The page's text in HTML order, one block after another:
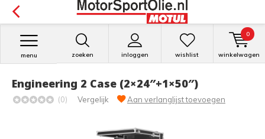
zoeken inloggen
menu wishlist winkelwagen
0
Engineering 2 Case (2×24″+1×50″)
(0) Vergelijk Aan verlanglijst toevoegen